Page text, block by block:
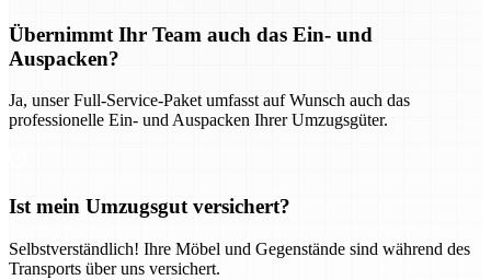
Übernimmt Ihr Team auch das Ein- und
Auspacken?
Ja, unser Full-Service-Paket umfasst auf Wunsch auch das
professionelle Ein- und Auspacken Ihrer Umzugsgüter.
Ist mein Umzugsgut versichert?
Selbstverständlich! Ihre Möbel und Gegenstände sind während des
Transports über uns versichert.